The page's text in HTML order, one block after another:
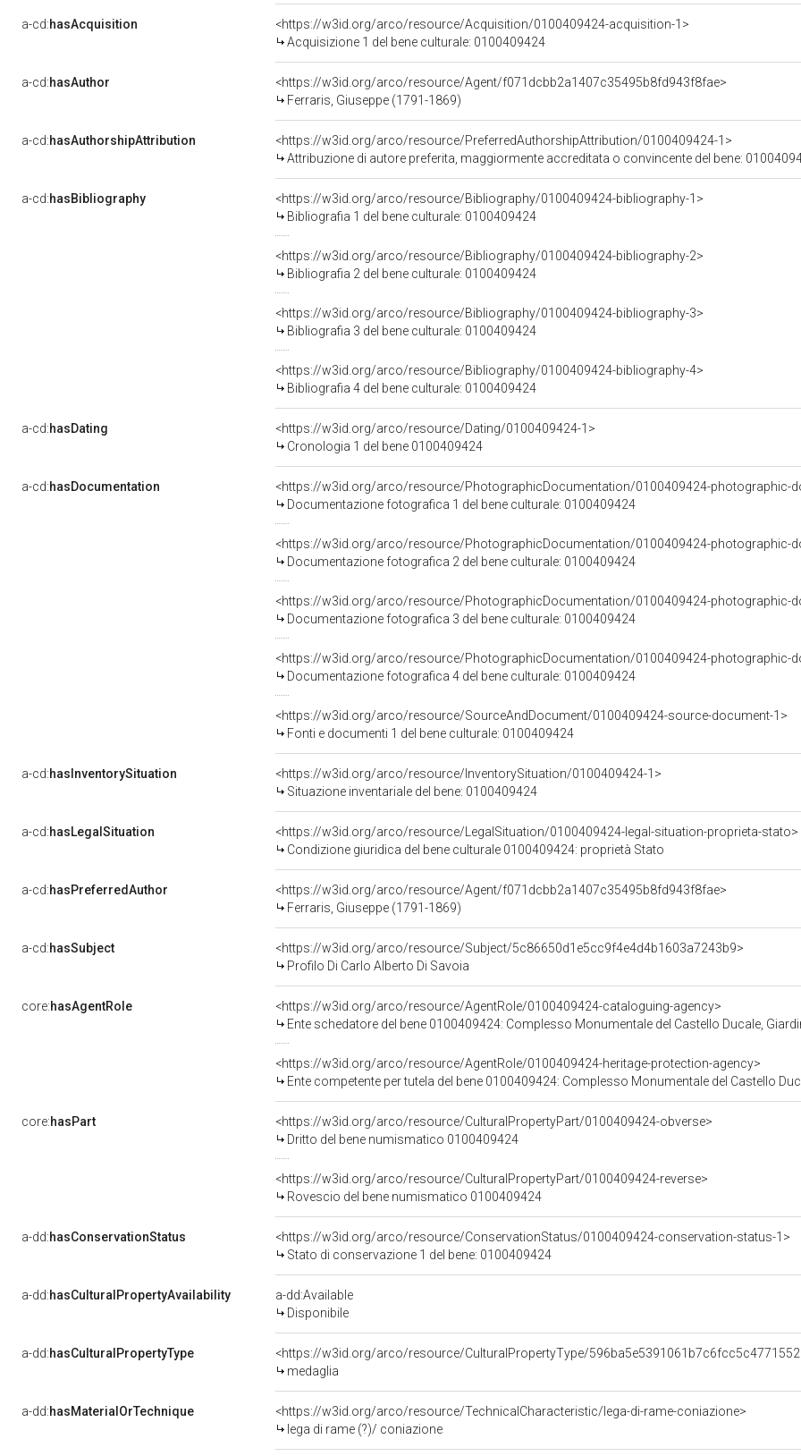
a-cd:hasAcquisition
<https://w3id.org/arco/resource/Acquisition/0100409424-acquisition-1>
Acquisizione 1 del bene culturale: 0100409424
a-cd:hasAuthor
<https://w3id.org/arco/resource/Agent/f071dcbb2a1407c35495b8fd943f8fae>
Ferraris, Giuseppe (1791-1869)
a-cd:hasAuthorshipAttribution
<https://w3id.org/arco/resource/PreferredAuthorshipAttribution/0100409424-1>
Attribuzione di autore preferita, maggiormente accreditata o convincente del bene:
a-cd:hasBibliography
<https://w3id.org/arco/resource/Bibliography/0100409424-bibliography-1>
Bibliografia 1 del bene culturale: 0100409424
<https://w3id.org/arco/resource/Bibliography/0100409424-bibliography-2>
Bibliografia 2 del bene culturale: 0100409424
<https://w3id.org/arco/resource/Bibliography/0100409424-bibliography-3>
Bibliografia 3 del bene culturale: 0100409424
<https://w3id.org/arco/resource/Bibliography/0100409424-bibliography-4>
Bibliografia 4 del bene culturale: 0100409424
a-cd:hasDating
<https://w3id.org/arco/resource/Dating/0100409424-1>
Cronologia 1 del bene 0100409424
a-cd:hasDocumentation
<https://w3id.org/arco/resource/PhotographicDocumentation/0100409424-photographic-
Documentazione fotografica 1 del bene culturale: 0100409424
<https://w3id.org/arco/resource/PhotographicDocumentation/0100409424-photographic-
Documentazione fotografica 2 del bene culturale: 0100409424
<https://w3id.org/arco/resource/PhotographicDocumentation/0100409424-photographic-
Documentazione fotografica 3 del bene culturale: 0100409424
<https://w3id.org/arco/resource/PhotographicDocumentation/0100409424-photographic-
Documentazione fotografica 4 del bene culturale: 0100409424
<https://w3id.org/arco/resource/SourceAndDocument/0100409424-source-document-1>
Fonti e documenti 1 del bene culturale: 0100409424
a-cd:hasInventorySituation
<https://w3id.org/arco/resource/InventorySituation/0100409424-1>
Situazione inventariale del bene: 0100409424
a-cd:hasLegalSituation
<https://w3id.org/arco/resource/LegalSituation/0100409424-legal-situation-proprieta-stato>
Condizione giuridica del bene culturale 0100409424: proprietà Stato
a-cd:hasPreferredAuthor
<https://w3id.org/arco/resource/Agent/f071dcbb2a1407c35495b8fd943f8fae>
Ferraris, Giuseppe (1791-1869)
a-cd:hasSubject
<https://w3id.org/arco/resource/Subject/5c86650d1e5cc9f4e4d4b1603a7243b9>
Profilo Di Carlo Alberto Di Savoia
core:hasAgentRole
<https://w3id.org/arco/resource/AgentRole/0100409424-cataloguing-agency>
Ente schedatore del bene 0100409424: Complesso Monumentale del Castello Ducale,
<https://w3id.org/arco/resource/AgentRole/0100409424-heritage-protection-agency>
Ente competente per tutela del bene 0100409424: Complesso Monumentale del Castello
core:hasPart
<https://w3id.org/arco/resource/CulturalPropertyPart/0100409424-obverse>
Dritto del bene numismatico 0100409424
<https://w3id.org/arco/resource/CulturalPropertyPart/0100409424-reverse>
Rovescio del bene numismatico 0100409424
a-dd:hasConservationStatus
<https://w3id.org/arco/resource/ConservationStatus/0100409424-conservation-status-1>
Stato di conservazione 1 del bene: 0100409424
a-dd:hasCulturalPropertyAvailability
a-dd:Available
Disponibile
a-dd:hasCulturalPropertyType
<https://w3id.org/arco/resource/CulturalPropertyType/
medaglia
a-dd:hasMaterialOrTechnique
<https://w3id.org/arco/resource/TechnicalCharacteristic/lega-di-rame-coniazione>
lega di rame (?)/ coniazione